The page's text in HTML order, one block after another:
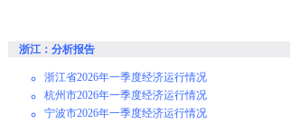
浙江：分析报告
浙江省2026年一季度经济运行情况
杭州市2026年一季度经济运行情况
宁波市2026年一季度经济运行情况